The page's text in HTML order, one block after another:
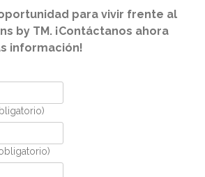
para vivir frente al
by TM. ¡Contáctanos ahora
información!